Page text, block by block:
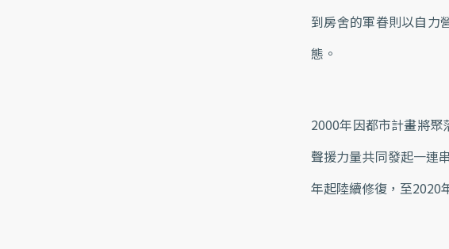
到房舍的軍眷則以自力
態。
2000年因都市計畫將
聲援力量共同發起一連
年起陸續修復，至2020